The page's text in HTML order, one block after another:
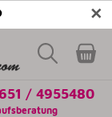
✕
/ 4955480